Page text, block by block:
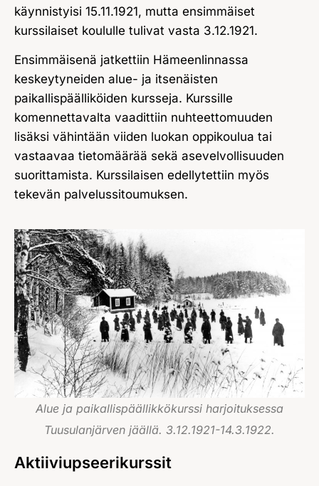
käynnistyisi 15.11.1921, mutta ensimmäiset
kurssilaiset koululle tulivat vasta 3.12.1921.
Ensimmäisenä jatkettiin Hämeenlinnassa
keskeytyneiden alue- ja itsenäisten
paikallispäälliköiden kursseja. Kurssille
komennettavalta vaadittiin nuhteettomuuden
lisäksi vähintään viiden luokan oppikoulua tai
vastaavaa tietomäärää sekä asevelvollisuuden
suorittamista. Kurssilaisen edellytettiin myös
tekevän palvelussitoumuksen.
Alue ja paikallispäällikkökurssi harjoituksessa
Tuusulanjärven jäällä. 3.12.1921-14.3.1922.
Aktiiviupseerikurssit